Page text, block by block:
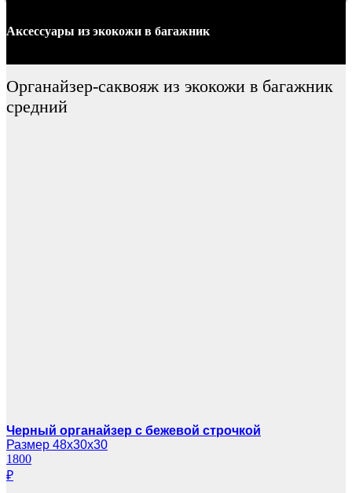
Аксессуары из экокожи в багажник
Органайзер-саквояж из экокожи в багажник
средний
Черный органайзер с бежевой строчкой
Размер 48х30х30
1800
₽